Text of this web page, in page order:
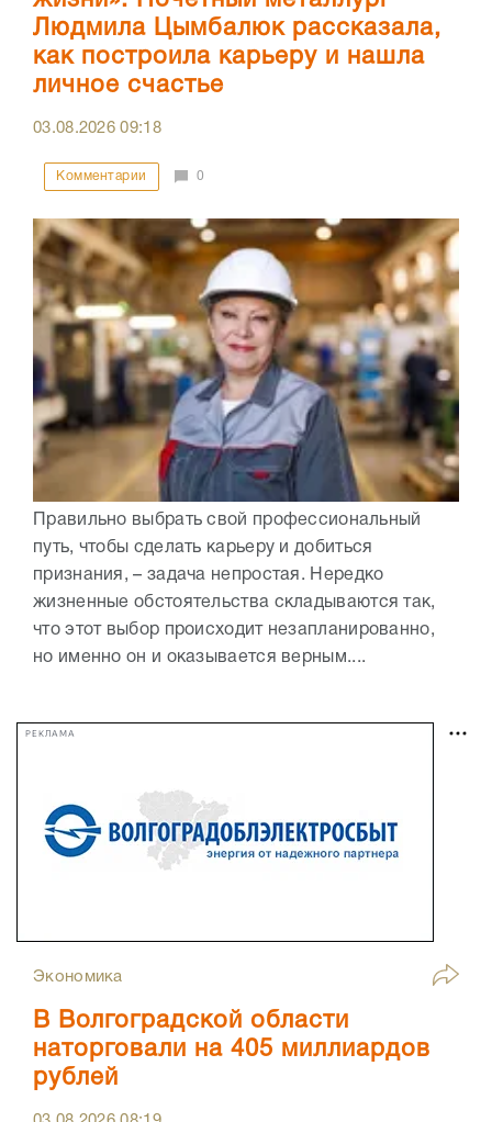
Людмила Цымбалюк рассказала,
как построила карьеру и нашла
личное счастье
03.08.202609:18
Комментарии 0
Правильно выбрать свой профессиональный
путь, чтобы сделать карьеру и добиться
признания, – задача непростая. Нередко
жизненные обстоятельства складываются так,
что этот выбор происходит незапланированно,
но именно он и оказывается верным....
РЕКЛАМА
Экономика
В Волгоградской области
наторговали на 405 миллиардов
рублей